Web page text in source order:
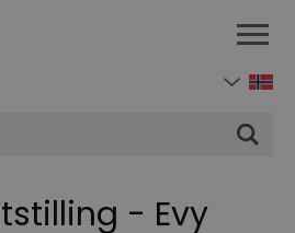
- Evy